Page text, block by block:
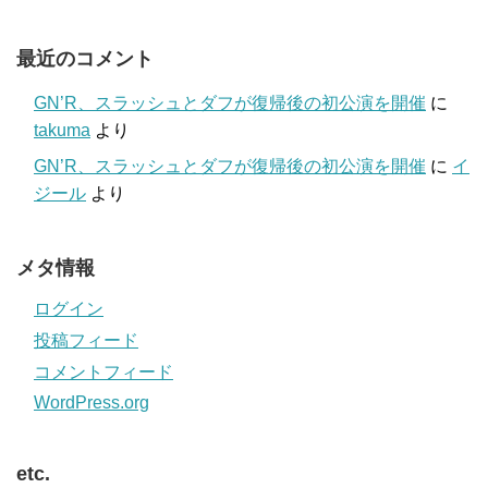
最近のコメント
GN’R、スラッシュとダフが復帰後の初公演を開催 に
takuma より
GN’R、スラッシュとダフが復帰後の初公演を開催 に イ
ジール より
メタ情報
ログイン
投稿フィード
コメントフィード
WordPress.org
etc.